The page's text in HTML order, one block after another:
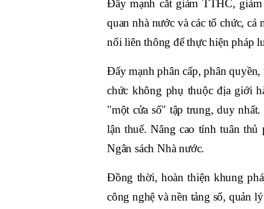
Đẩy mạnh cắt giảm TTHC,
quan nhà nước và các tổ chức,
nối liên thông để thực hiện pháp
Đẩy mạnh phân cấp, phân
chức không phụ thuộc địa giới
"một cửa sổ" tập trung, duy
lận thuế. Nâng cao tính tuân
Ngân sách Nhà nước.
Đồng thời, hoàn thiện khung
công nghệ và nền tảng số, quản